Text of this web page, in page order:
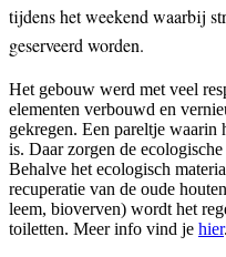
tijdens het weekend waarbij
geserveerd worden.
Het gebouw werd met veel
elementen verbouwd en
gekregen. Een pareltje waarin
is. Daar zorgen de
Behalve het ecologisch
recuperatie van de oude
leem, bioverven) wordt het
toiletten. Meer info vind je hier.